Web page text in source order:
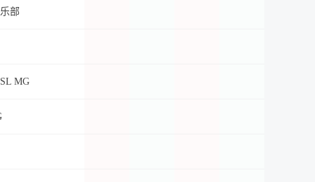
部
MG